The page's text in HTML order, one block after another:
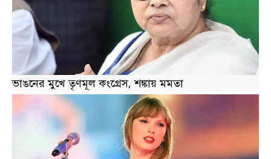
ভাঙনের মুখে তৃণমূল কংগ্রেস, শঙ্কায় মমতা